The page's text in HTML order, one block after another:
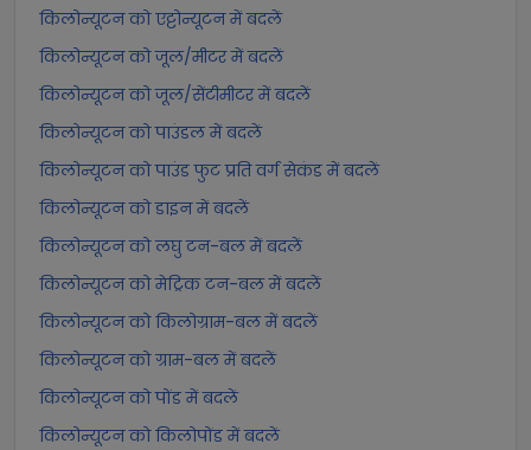
किलोन्यूटन को एट्टोन्यूटन में बदलें
किलोन्यूटन को जूल/मीटर में बदलें
किलोन्यूटन को जूल/सेंटीमीटर में बदलें
किलोन्यूटन को पाउंडल में बदलें
किलोन्यूटन को पाउंड फुट प्रति वर्ग सेकंड में बदलें
किलोन्यूटन को डाइन में बदलें
किलोन्यूटन को लघु टन-बल में बदलें
किलोन्यूटन को मेट्रिक टन-बल में बदलें
किलोन्यूटन को किलोग्राम-बल में बदलें
किलोन्यूटन को ग्राम-बल में बदलें
किलोन्यूटन को पोंड में बदलें
किलोन्यूटन को किलोपोंड में बदलें